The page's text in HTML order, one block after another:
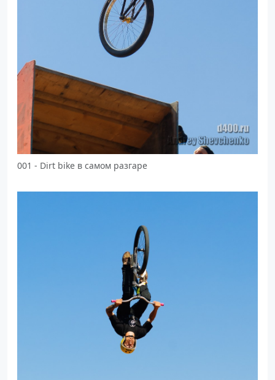
001 - Dirt bike в самом разгаре